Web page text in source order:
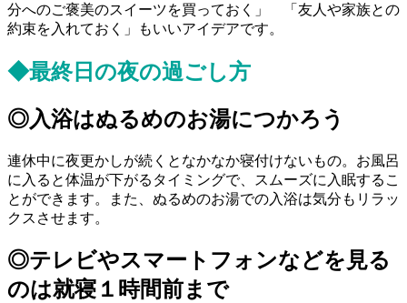
分へのご褒美のスイーツを買っておく」 「友人や家族との
約束を入れておく」もいいアイデアです。
◆最終日の夜の過ごし方
◎入浴はぬるめのお湯につかろう
連休中に夜更かしが続くとなかなか寝付けないもの。お風呂
に入ると体温が下がるタイミングで、スムーズに入眠するこ
とができます。また、ぬるめのお湯での入浴は気分もリラッ
クスさせます。
◎テレビやスマートフォンなどを見る
のは就寝１時間前まで